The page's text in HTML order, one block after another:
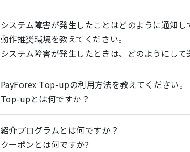
システム障害が発生したことはどのように通知し
動作推奨環境を教えてください。
システム障害が発生したときは、どのようにし
PayForex Top-upの利用方法を教えてください。
Top-upとは何ですか？
紹介プログラムとは何ですか？
クーポンとは何ですか?